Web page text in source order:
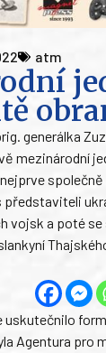
atm
generálka
mezinárodní
společně
vojsk a poté
uskutečnilo
Agentura pro